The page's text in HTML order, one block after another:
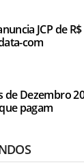
JCP de
com
de Dezembro
pagam